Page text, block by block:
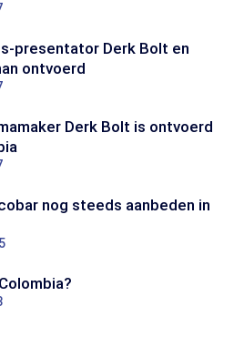
presentator Derk Bolt en
ontvoerd
Derk Bolt is ontvoerd
nog steeds aanbeden in